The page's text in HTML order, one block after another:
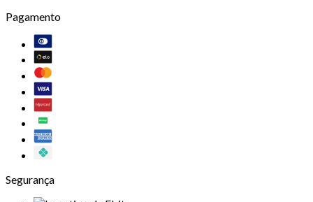
Pagamento
Segurança